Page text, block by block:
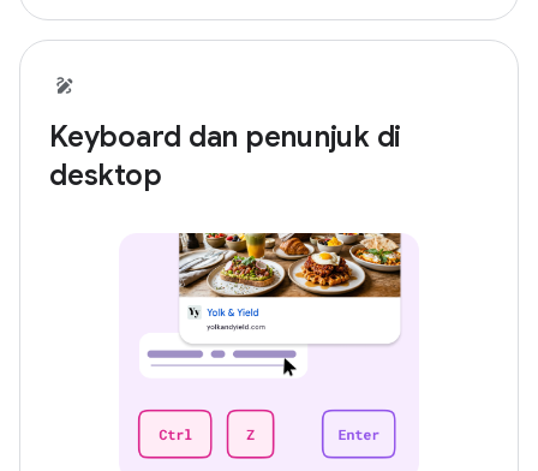
Keyboard dan penunjuk di
desktop